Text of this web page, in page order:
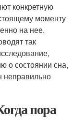
конкретную
моменту
на нее.
так
о состоянии сна,
неправильно
пора